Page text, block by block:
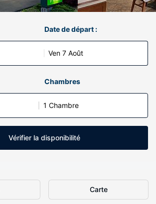
Date de départ :
Ven 7 Août
Chambres
1 Chambre
Vérifier la disponibilité
Carte